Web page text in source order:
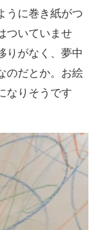
うに巻き紙がつ
ついていませ
りがなく、夢中
のだとか。お絵
なりそうです